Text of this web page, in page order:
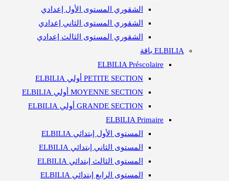
الشقوري المستوى الأول إعدادي
الشقوري المستوى الثاني إعدادي
الشقوري المستوى الثالث إعدادي
ELBILIA باقة
ELBILIA Préscolaire
PETITE SECTION أولي ELBILIA
MOYENNE SECTION أولي ELBILIA
GRANDE SECTION أولي ELBILIA
ELBILIA Primaire
المستوى الأول إبتدائي ELBILIA
المستوى الثاني إبتدائي ELBILIA
المستوى الثالث إبتدائي ELBILIA
المستوى الرابع إبتدائي ELBILIA